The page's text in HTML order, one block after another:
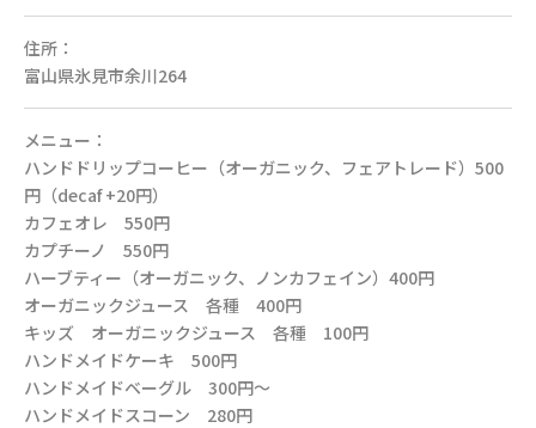
住所：
富山県氷見市余川264
メニュー：
ハンドドリップコーヒー（オーガニック、フェアトレード）500
円（decaf +20円）
カフェオレ 550円
カプチーノ 550円
ハーブティー（オーガニック、ノンカフェイン）400円
オーガニックジュース 各種 400円
キッズ オーガニックジュース 各種 100円
ハンドメイドケーキ 500円
ハンドメイドベーグル 300円〜
ハンドメイドスコーン 280円